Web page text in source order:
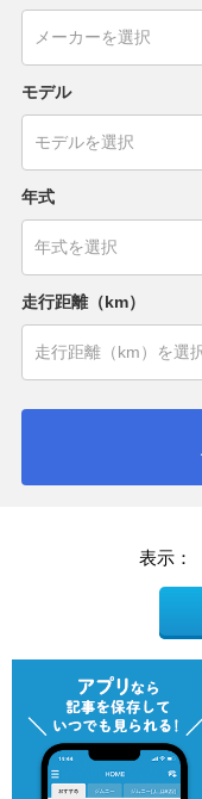
モデル
年式
走行距離（km）
表示：